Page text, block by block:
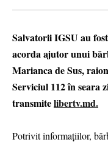
Salvatorii IGSU au
acorda ajutor unui
Marianca de Sus,
Serviciul 112 în seara
transmitelibertv.md.
Potrivit informațiilor,